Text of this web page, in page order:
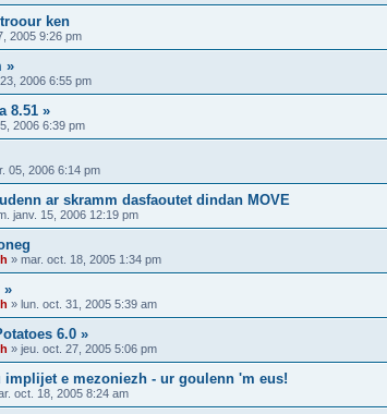
ken
2005 9:26 pm
»
2006 6:55 pm
8.51 »
2006 6:39 pm
05, 2006 6:14 pm
ar skramm dasfaoutet dindan MOVE
janv. 15, 2006 12:19 pm
» mar. oct. 18, 2005 1:34 pm
»
» lun. oct. 31, 2005 5:39 am
6.0 »
» jeu. oct. 27, 2005 5:06 pm
implijet e mezoniezh - ur goulenn 'm eus!
oct. 18, 2005 8:24 am